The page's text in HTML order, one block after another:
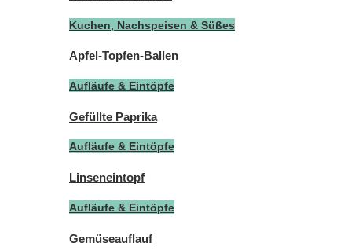
Kuchen, Nachspeisen & Süßes
Apfel-Topfen-Ballen
Aufläufe & Eintöpfe
Gefüllte Paprika
Aufläufe & Eintöpfe
Linseneintopf
Aufläufe & Eintöpfe
Gemüseauflauf